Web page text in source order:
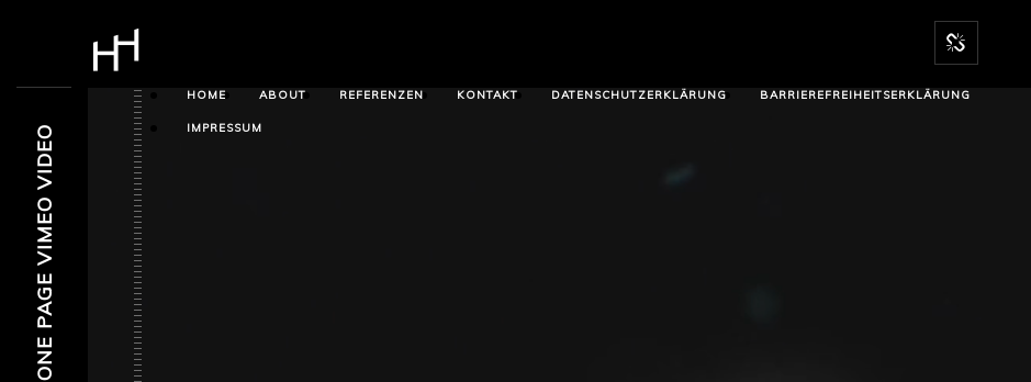
HOME ABOUT REFERENZEN KONTAKT DATENSCHUTZERKLÄRUNG BARRIEREFREIHEITSERKLÄRUNG
IMPRESSUM
ONE PAGE VIMEO VIDEO